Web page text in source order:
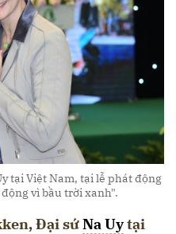
tại Việt Nam, tại lễ phát động
vì bầu trời xanh".
Đại sứNa Uytại